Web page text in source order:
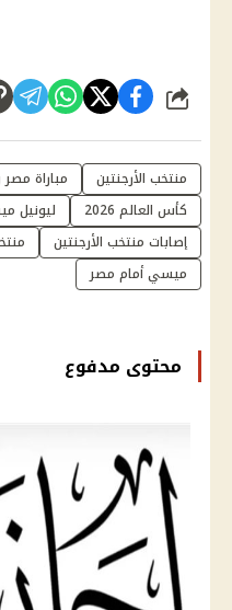
شارك
منتخب الأرجنتين مباراة مصر
كأس العالم 2026
ليونيل
إصابات منتخب الأرجنتين
ميسي أمام مصر
محتوى مدفوع